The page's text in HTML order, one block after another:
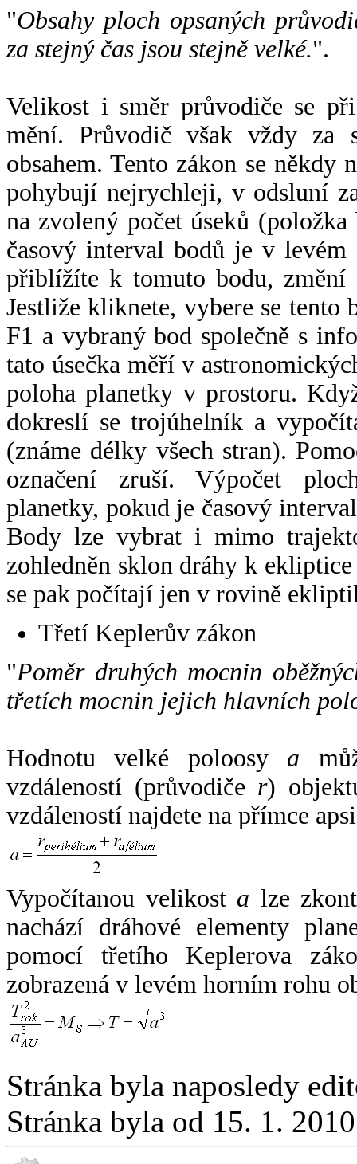
"Obsahy ploch opsaných
za stejný čas jsou stejně velké.".
Velikost i směr průvodiče se
mění. Průvodič však vždy za
obsahem. Tento zákon se někdy
pohybují nejrychleji, v odsluní
na zvolený počet úseků
časový interval bodů je v
přiblížíte k tomuto bodu,
Jestliže kliknete, vybere se tento
F1 a vybraný bod společně s
tato úsečka měří v
poloha planetky v prostoru.
dokreslí se trojúhelník a
(známe délky všech stran).
označení zruší. Výpočet
planetky, pokud je časový
Body lze vybrat i mimo
zohledněn sklon dráhy k
se pak počítají jen v rovině
Třetí Keplerův zákon
"Poměr druhých mocnin
třetích mocnin jejich hlavních
Hodnotu velké poloosy a
vzdáleností (průvodiče r)
vzdáleností najdete na přímce
Vypočítanou velikost a lze
nachází dráhové elementy
pomocí třetího Keplerova
zobrazená v levém horním rohu
Stránka byla naposledy
Stránka byla od 15. 1.